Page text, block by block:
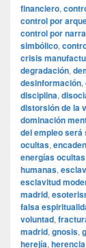
financiero,
control por
control por
simbólico,
crisis
degradación,
desinformación,
disciplina,
distorsión de la
dominación
del empleo será
ocultas,
energías ocultas
humanas,
esclavitud
madrid,
falsa
voluntad,
madrid, gnosis,
herejía,